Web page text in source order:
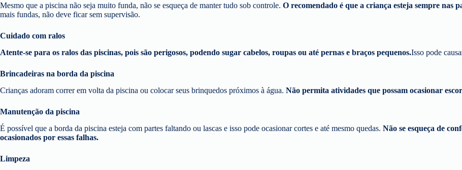
Mesmo que a piscina não seja muito funda, não se esqueça de manter tudo sob controle. O recomendado é que a criança esteja sempre nas
mais fundas, não deve ficar sem supervisão.
Cuidado com ralos
Atente-se para os ralos das piscinas, pois são perigosos, podendo sugar cabelos, roupas ou até pernas e braços pequenos.Isso pode
Brincadeiras na borda da piscina
Crianças adoram correr em volta da piscina ou colocar seus brinquedos próximos à água. Não permita atividades que possam ocasionar
Manutenção da piscina
É possível que a borda da piscina esteja com partes faltando ou lascas e isso pode ocasionar cortes e até mesmo quedas. Não se esqueça de
ocasionados por essas falhas.
Limpeza